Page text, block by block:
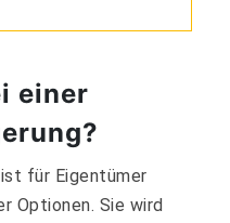
einer
für Eigentümer
Optionen. Sie wird